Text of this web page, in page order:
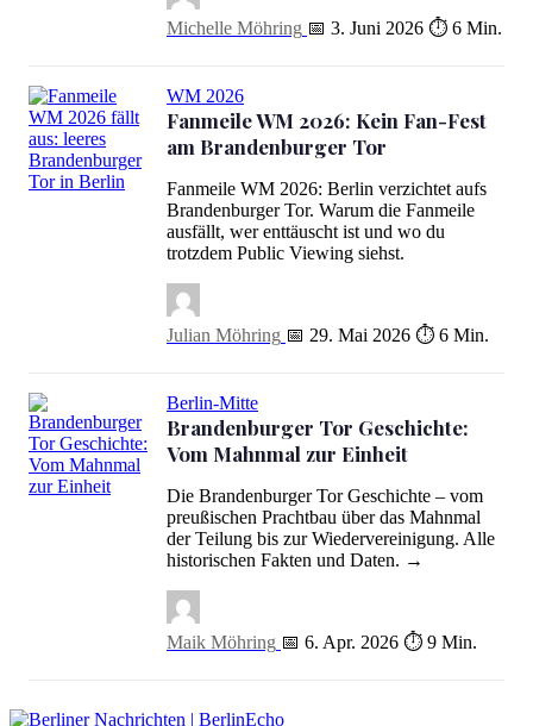
Michelle Möhring 📅 3. Juni 2026 ⏱ 6 Min.
Fanmeile WM 2026: Kein Fan-Fest am Brandenburger Tor
WM 2026
Fanmeile WM 2026: Kein Fan-Fest
am Brandenburger Tor
Fanmeile WM 2026: Berlin verzichtet aufs
Brandenburger Tor. Warum die Fanmeile
ausfällt, wer enttäuscht ist und wo du
trotzdem Public Viewing siehst.
Julian Möhring 📅 29. Mai 2026 ⏱ 6 Min.
Brandenburger Tor Geschichte: Vom Mahnmal zur Einheit
Berlin-Mitte
Brandenburger Tor Geschichte:
Vom Mahnmal zur Einheit
Die Brandenburger Tor Geschichte – vom
preußischen Prachtbau über das Mahnmal
der Teilung bis zur Wiedervereinigung. Alle
historischen Fakten und Daten. →
Maik Möhring 📅 6. Apr. 2026 ⏱ 9 Min.